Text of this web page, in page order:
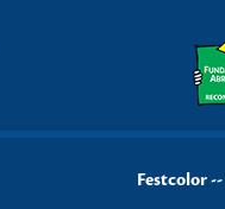
Festcolor--